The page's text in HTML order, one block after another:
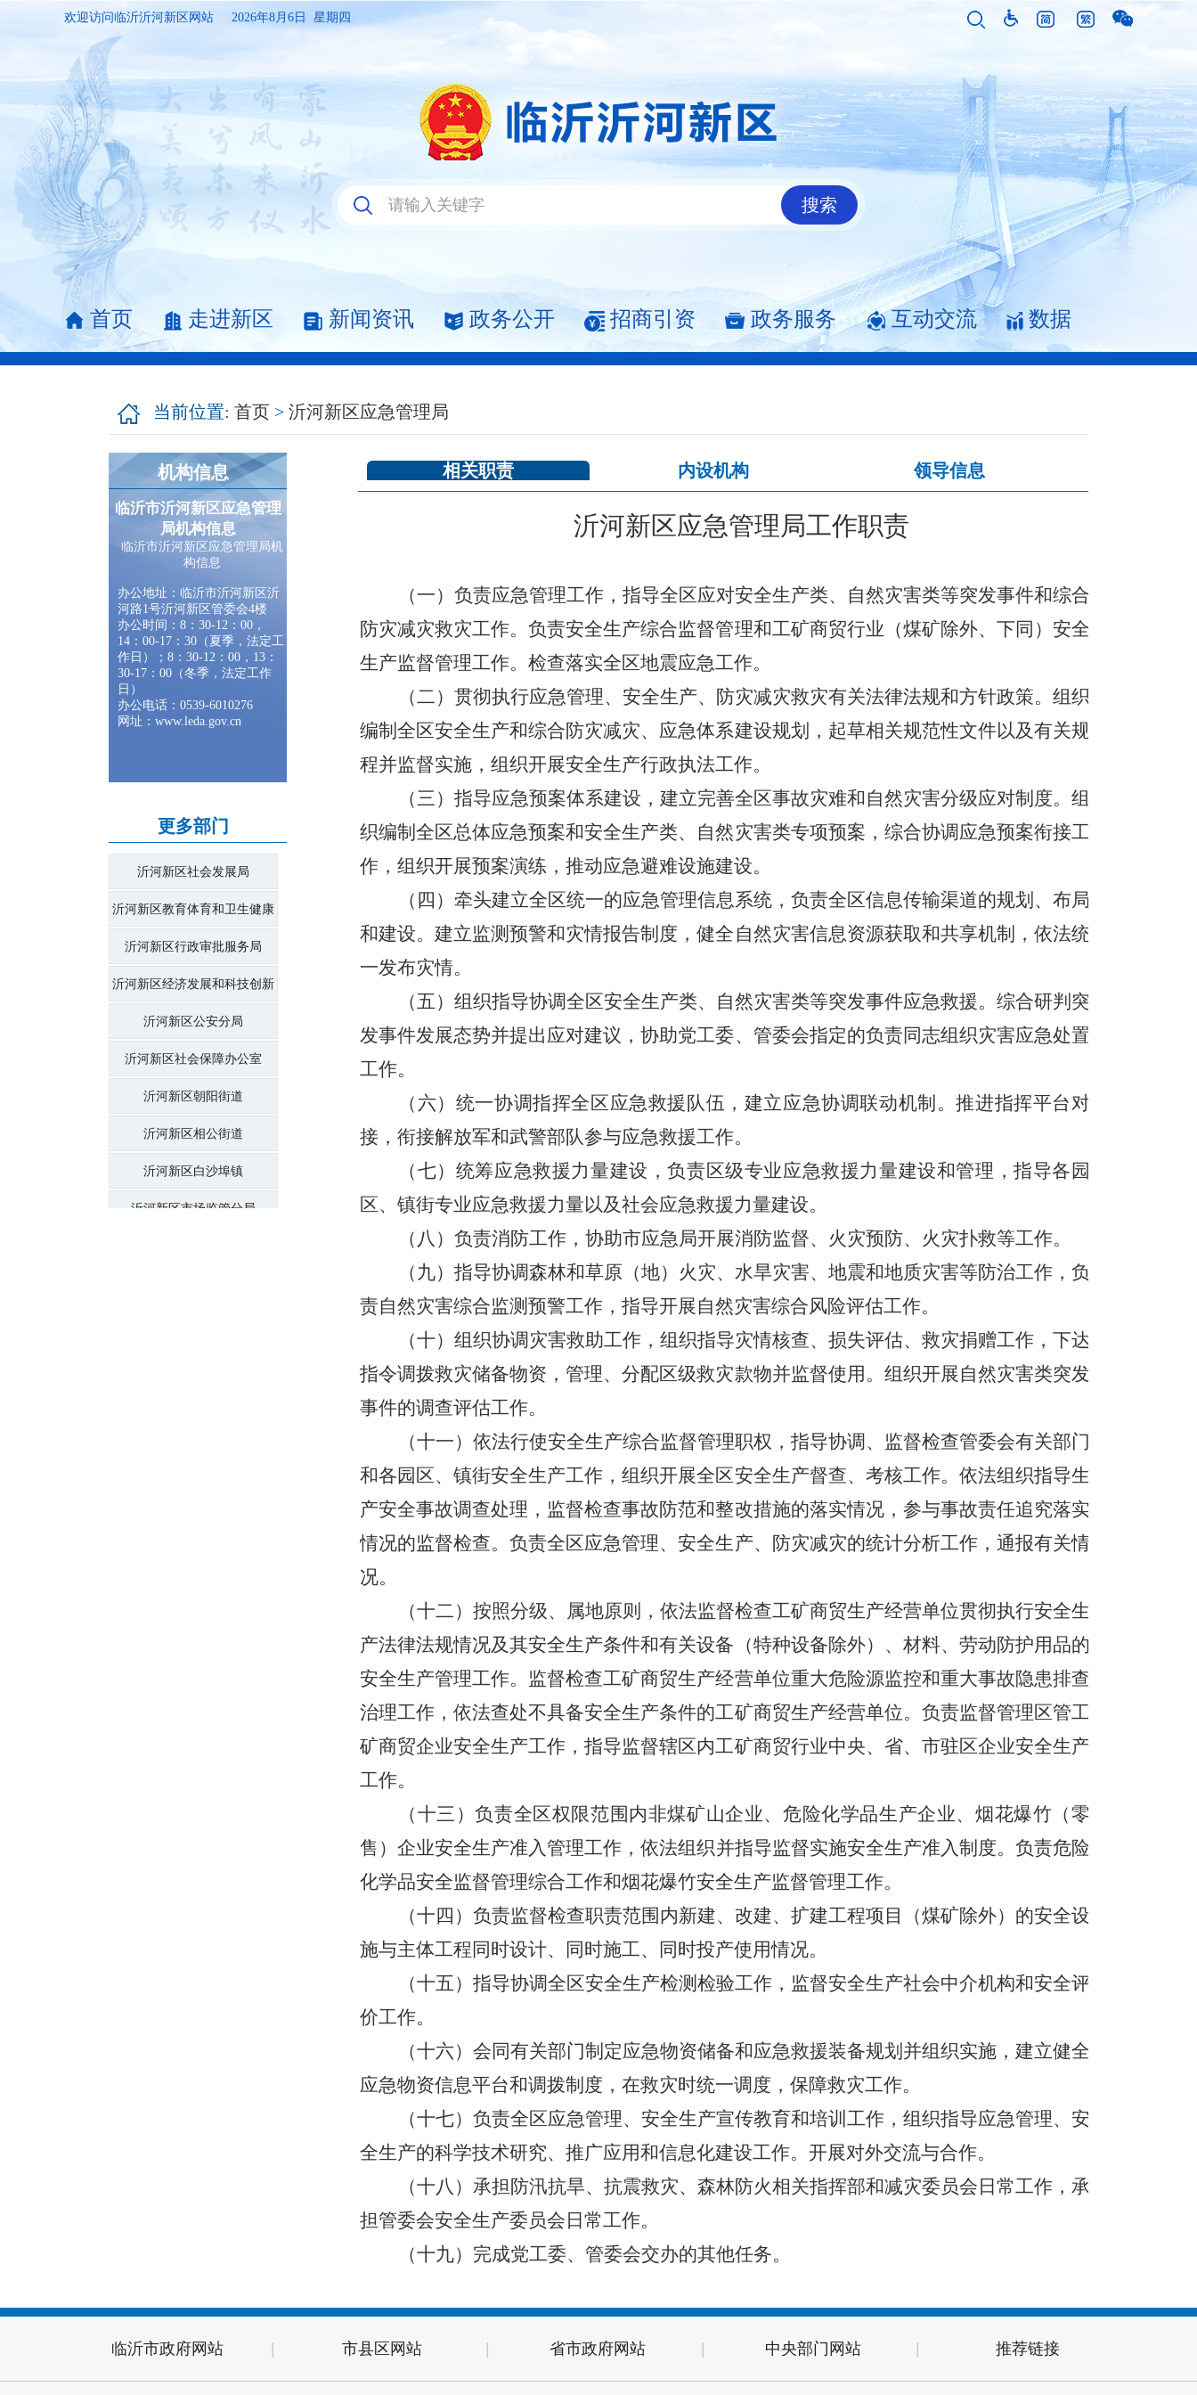
欢迎访问临沂沂河新区网站 2026年8月6日 星期四
首页 走进新区 新闻资讯 政务公开 招商引资 政务服务 互动交流 数据
当前位置: 首页 > 沂河新区应急管理局
机构信息
临沂市沂河新区应急管理
局机构信息
临沂市沂河新区应急管理局机
构信息
办公地址：临沂市沂河新区沂
河路1号沂河新区管委会4楼
办公时间： 8：30-12：00，
14：00-17：30（夏季，法定工
作日）；8：30-12：00，13：
30-17：00（冬季，法定工作
日）
办公电话： 0539-6010276
网址： www.leda.gov.cn
更多部门
沂河新区社会发展局
沂河新区教育体育和卫生健康
局
沂河新区行政审批服务局
沂河新区经济发展和科技创新
局
沂河新区公安分局
沂河新区社会保障办公室
沂河新区朝阳街道
沂河新区相公街道
沂河新区白沙埠镇
沂河新区市场监管分局
相关职责 内设机构 领导信息
沂河新区应急管理局工作职责
（一）负责应急管理工作，指导全区应对安全生产类、自然灾害类等突发事件和综合
防灾减灾救灾工作。负责安全生产综合监督管理和工矿商贸行业（煤矿除外、下同）安全
生产监督管理工作。检查落实全区地震应急工作。
（二）贯彻执行应急管理、安全生产、防灾减灾救灾有关法律法规和方针政策。组织
编制全区安全生产和综合防灾减灾、应急体系建设规划，起草相关规范性文件以及有关规
程并监督实施，组织开展安全生产行政执法工作。
（三）指导应急预案体系建设，建立完善全区事故灾难和自然灾害分级应对制度。组
织编制全区总体应急预案和安全生产类、自然灾害类专项预案，综合协调应急预案衔接工
作，组织开展预案演练，推动应急避难设施建设。
（四） 牵头建立全区统一的应急管理信息系统 ，负责全区信息传输渠道的规划、布局
和建设。建立监测预警和灾情报告制度，健全自然灾害信息资源获取和共享机制，依法统
一发布灾情。
（五）组织指导协调全区安全生产类、自然灾害类等突发事件应急救援。综合研判突
发事件发展态势并提出应对建议，协助党工委、管委会指定的负责同志组织灾害应急处置
工作。
（六）统一协调指挥全区应急救援队伍，建立应急协调联动机制。推进指挥平台对
接，衔接解放军和武警部队参与应急救援工作。
（七）统筹应急救援力量建设，负责区级专业应急救援力量建设和管理，指导各园
区、镇街专业应急救援力量以及社会应急救援力量建设。
（八）负责消防工作， 协助市应急局开展消防监督、火灾预防、火灾扑救等工作。
（ 九）指导协调森林和草原（地）火灾、水旱灾害、地震和地质灾害等防治工作，负
责自然灾害综合监测预警工作，指导开展自然灾害综合风险评估工作。
（十）组织协调灾害救助工作，组织指导灾情核查、损失评估、救灾捐赠工作，下达
指令调拨救灾储备物资，管理、分配区级救灾款物并监督使用。组织开展自然灾害类突发
事件的调查评估工作。
（十一）依法行使安全生产综合监督管理职权，指导协调、监督检查管委会有关部门
和各园区、镇街安全生产工作，组织开展全区安全生产督查、考核工作。依法组织指导生
产安全事故调查处理，监督检查事故防范和整改措施的落实情况，参与事故责任追究落实
情况的监督检查。负责全区应急管理、安全生产、防灾减灾的统计分析工作，通报有关情
况。
（十二）按照分级、属地原则，依法监督检查工矿商贸生产经营单位贯彻执行安全生
产法律法规情况及其安全生产条件和有关设备（特种设备除外）、材料、劳动防护用品的
安全生产管理工作。监督检查工矿商贸生产经营单位重大危险源监控和重大事故隐患排查
治理工作，依法查处不具备安全生产条件的工矿商贸生产经营单位。负责监督管理区管工
矿商贸企业安全生产工作，指导监督辖区内工矿商贸行业中央、省、市驻区企业安全生产
工作。
（十三 ）负责全区权限范围内非煤矿山企业、危险化学品生产企业、烟花爆竹（零
售）企业安全生产准入管理工作，依法组织并指导监督实施安全生产准入制度。负责危险
化学品安全监督管理综合工作和烟花爆竹安全生产监督管理工作。
（十四 ）负责监督检查职责范围内新建、改建、扩建工程项目（煤矿除外）的安全设
施与主体工程同时设计、同时施工、同时投产使用情况。
（十五）指导协调全区安全生产检测检验工作，监督安全生产社会中介机构和安全评
价工作。
（十六）会同有关部门制定应急物资储备和应急救援装备规划并组织实施，建立健全
应急物资信息平台和调拨制度，在救灾时统一调度，保障救灾工作。
（十七）负责全区应急管理、安全生产宣传教育和培训工作，组织指导应急管理、安
全生产的科学技术研究、推广应用和信息化建设工作。开展对外交流与合作。
（十八 ）承担防汛抗旱、抗震救灾、森林防火相关指挥部和减灾委员会日常工作，承
担管委会安全生产委员会日常工作。
（十九）完成党工委、管委会交办的其他任务。